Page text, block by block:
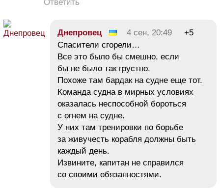
Ответить
Днепровец 4 сен, 20:49
+5
Спасители сгорели…
Все это было бы смешно, если
бы не было так грустно.
Похоже там бардак на судне еще тот.
Команда судна в мирных условиях
оказалась неспособной бороться
с огнем на судне.
У них там тренировки по борьбе
за живучесть корабля должны быть
каждый день.
Извините, капитан не справился
со своими обязанностями.